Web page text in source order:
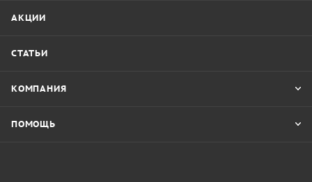
АКЦИИ
СТАТЬИ
КОМПАНИЯ
ПОМОЩЬ